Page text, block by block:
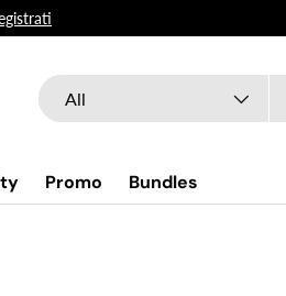
Search
Product type
All
Promo Bundles